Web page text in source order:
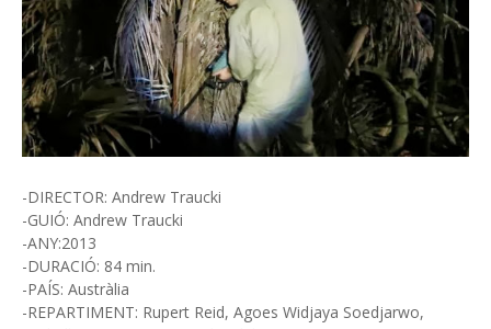
-DIRECTOR: Andrew Traucki
-GUIÓ: Andrew Traucki
-ANY:2013
-DURACIÓ: 84 min.
-PAÍS: Austràlia
-REPARTIMENT: Rupert Reid, Agoes Widjaya Soedjarwo,